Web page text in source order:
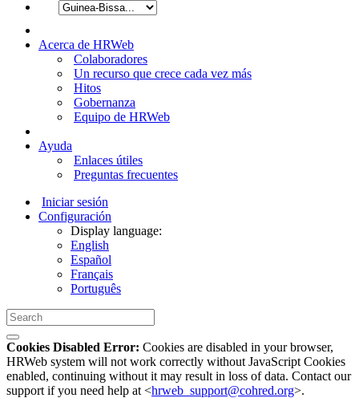
Acerca de HRWeb
Colaboradores
Un recurso que crece cada vez más
Hitos
Gobernanza
Equipo de HRWeb
Ayuda
Enlaces útiles
Preguntas frecuentes
Iniciar sesión
Configuración
Display language:
English
Español
Français
Português
Cookies Disabled Error: Cookies are disabled in your browser,
HRWeb system will not work correctly without JavaScript Cookies
enabled, continuing without it may result in loss of data. Contact our
support if you need help at <hrweb_support@cohred.org>.